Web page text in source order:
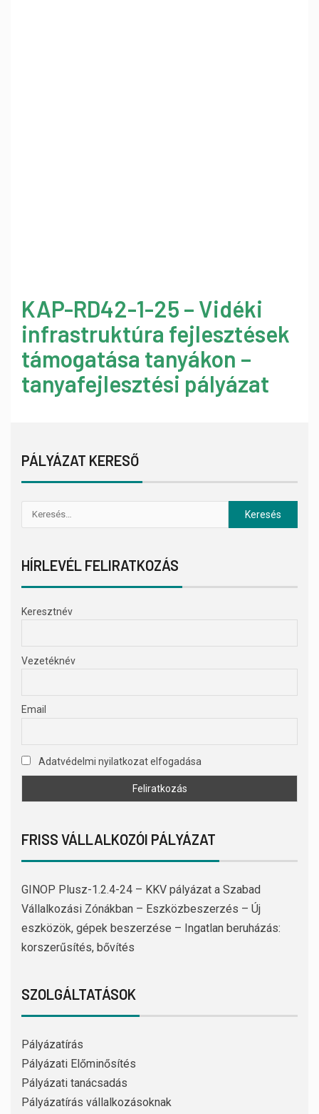
KAP-RD42-1-25 – Vidéki
infrastruktúra fejlesztések
támogatása tanyákon –
tanyafejlesztési pályázat
PÁLYÁZAT KERESŐ
HÍRLEVÉL FELIRATKOZÁS
Keresztnév
Vezetéknév
Email
Adatvédelmi nyilatkozat elfogadása
FRISS VÁLLALKOZÓI PÁLYÁZAT
GINOP Plusz-1.2.4-24 – KKV pályázat a Szabad
Vállalkozási Zónákban – Eszközbeszerzés – Új
eszközök, gépek beszerzése – Ingatlan beruházás:
korszerűsítés, bővítés
SZOLGÁLTATÁSOK
Pályázatírás
Pályázati Előminősítés
Pályázati tanácsadás
Pályázatírás vállalkozásoknak